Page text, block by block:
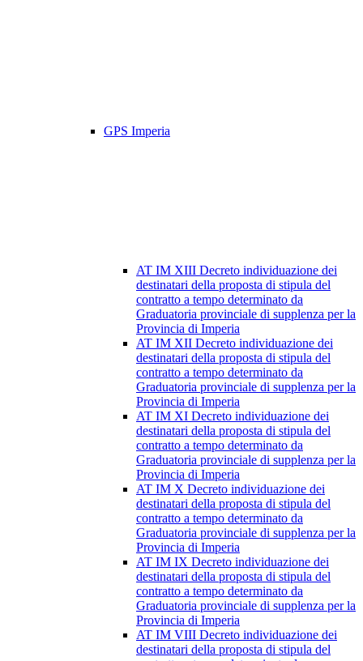
GPS Imperia
AT IM XIII Decreto individuazione dei
destinatari della proposta di stipula del
contratto a tempo determinato da
Graduatoria provinciale di supplenza per la
Provincia di Imperia
AT IM XII Decreto individuazione dei
destinatari della proposta di stipula del
contratto a tempo determinato da
Graduatoria provinciale di supplenza per la
Provincia di Imperia
AT IM XI Decreto individuazione dei
destinatari della proposta di stipula del
contratto a tempo determinato da
Graduatoria provinciale di supplenza per la
Provincia di Imperia
AT IM X Decreto individuazione dei
destinatari della proposta di stipula del
contratto a tempo determinato da
Graduatoria provinciale di supplenza per la
Provincia di Imperia
AT IM IX Decreto individuazione dei
destinatari della proposta di stipula del
contratto a tempo determinato da
Graduatoria provinciale di supplenza per la
Provincia di Imperia
AT IM VIII Decreto individuazione dei
destinatari della proposta di stipula del